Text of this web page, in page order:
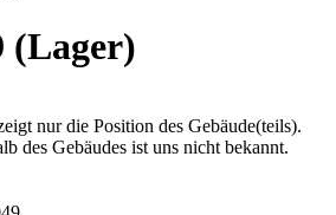
(Lager)
nur die Position des Gebäude(teils).
des Gebäudes ist uns nicht bekannt.